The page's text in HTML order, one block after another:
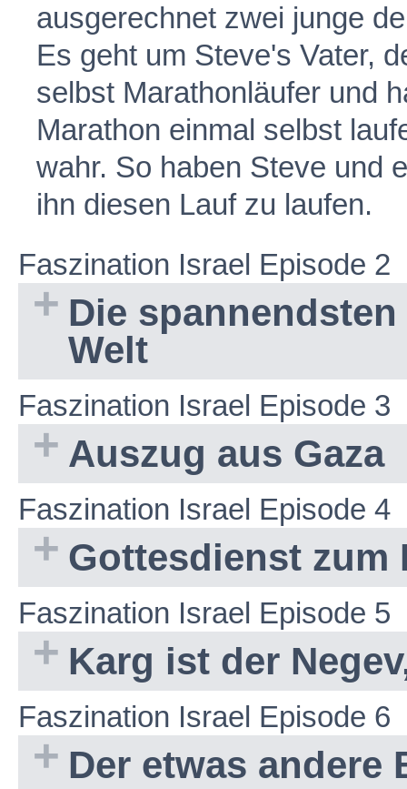
ausgerechnet zwei junge
Es geht um Steve's Vater,
selbst Marathonläufer und
Marathon einmal selbst
wahr. So haben Steve und
ihn diesen Lauf zu laufen.
Faszination Israel Episode 2
Die
Welt
Faszination Israel Episode 3
Auszug aus Gaza
Faszination Israel Episode 4
Gottesdienst zum
Faszination Israel Episode 5
Karg ist der
Faszination Israel Episode 6
Der etwas andere